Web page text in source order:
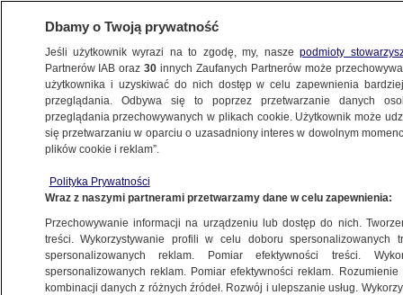
PROGRAMY
polityków i ekspertów
30.05.2023, 05:43
Udostępnij
Dbamy o Twoją prywatność
Jeśli użytkownik wyrazi na to zgodę, my, naszepodmioty
Partnerów IAB oraz30 innych Zaufanych Partnerów może
użytkownika i uzyskiwać do nich dostęp w celu zapewnienia
przeglądania. Odbywa się to poprzez przetwarzanie danych
przeglądania przechowywanych w plikach cookie. Użytkownik może
się przetwarzaniu w oparciu o uzasadniony interes w dowolnym
plików cookie i reklam”.
Polityka Prywatności
Wraz z naszymi partnerami przetwarzamy dane w celu zapewnienia:
Przechowywanie informacji na urządzeniu lub dostęp do nich.
treści. Wykorzystywanie profili w celu doboru spersonalizowanych
spersonalizowanych reklam. Pomiar efektywności treści.
spersonalizowanych reklam. Pomiar efektywności reklam.
kombinacji danych z różnych źródeł. Rozwój i ulepszanie usług.